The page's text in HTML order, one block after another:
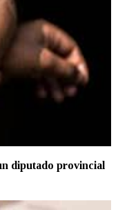
diputado provincial